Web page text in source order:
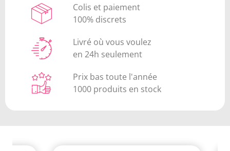
Colis et paiement
100% discrets
Livré où vous voulez
en 24h seulement
Prix bas toute l'année
1000 produits en stock